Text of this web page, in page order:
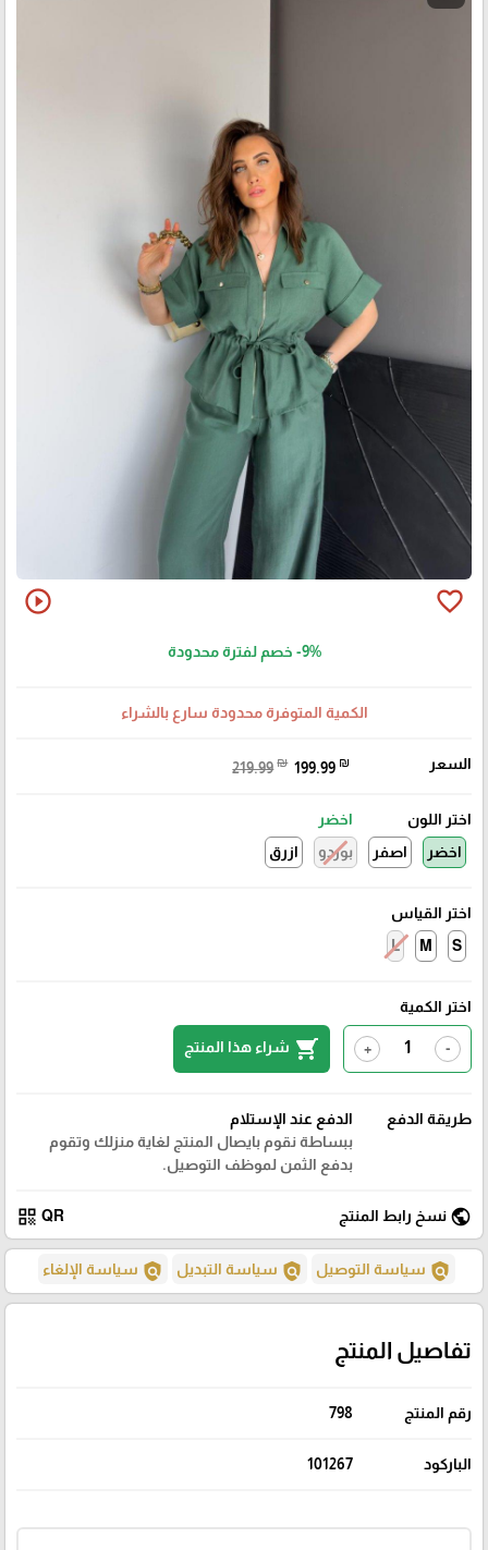
favorite_border
play_circle_outline
-9% خصم لفترة محدودة
الكمية المتوفرة محدودة سارع بالشراء
السعر 219.99 ₪ 199.99 ₪
اختر اللون
اخضر
اخضر
اصفر بوردو ازرق
اختر القياس
S
M
اختر الكمية
-
+
shopping_cart شراء هذا المنتج
طريقة الدفع
الدفع عند الإستلام
ببساطة نقوم بايصال المنتج لغاية منزلك وتقوم
بدفع الثمن لموظف التوصيل.
public نسخ رابط المنتج QR
qr_code
policy سياسة التوصيل policy سياسة التبديل policy سياسة الإلغاء
تفاصيل المنتج
رقم المنتج 798
الباركود 101267